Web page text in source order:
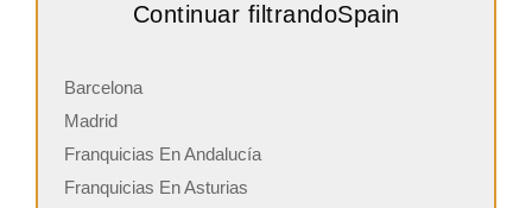
Continuar filtrandoSpain
Barcelona
Madrid
Franquicias En Andalucía
Franquicias En Asturias